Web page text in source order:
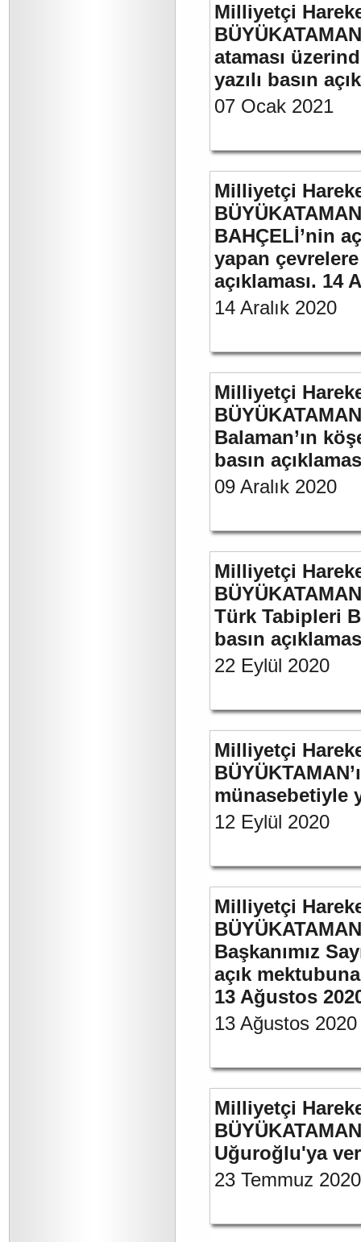
Milliyetçi
ataması
yazılı basın
07 Ocak 2021
Milliyetçi
BAHÇELİ’nin
yapan
açıklaması. 14
14 Aralık 2020
Milliyetçi
Balaman’ın
basın
09 Aralık 2020
Milliyetçi
Türk Tabipleri
basın
22 Eylül 2020
Milliyetçi
münasebetiyle
12 Eylül 2020
Milliyetçi
Başkanımız
açık
13 Ağustos
13 Ağustos 2020
Milliyetçi
Uğuroğlu'ya
23 Temmuz 2020